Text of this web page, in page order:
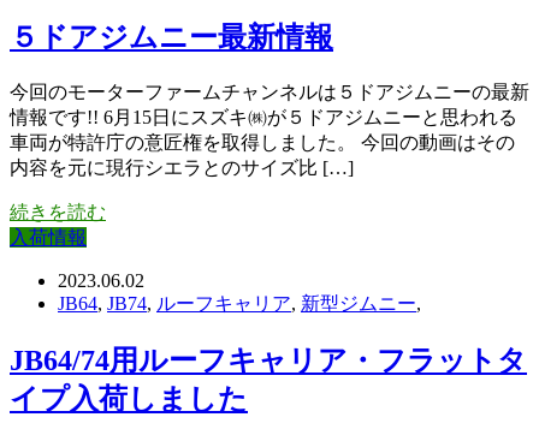
５ドアジムニー最新情報
今回のモーターファームチャンネルは５ドアジムニーの最新
情報です!! 6月15日にスズキ㈱が５ドアジムニーと思われる
車両が特許庁の意匠権を取得しました。 今回の動画はその
内容を元に現行シエラとのサイズ比 […]
続きを読む
入荷情報
2023.06.02
JB64, JB74, ルーフキャリア, 新型ジムニー,
JB64/74用ルーフキャリア・フラットタ
イプ入荷しました